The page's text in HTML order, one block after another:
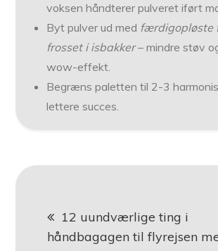
voksen håndterer pulveret iført
Byt pulver ud med færdigopløste
frosset i isbakker– mindre støv
wow-effekt.
Begræns paletten til 2-3
lettere succes.
12 uundværlige ting i
håndbagagen til flyrejsen